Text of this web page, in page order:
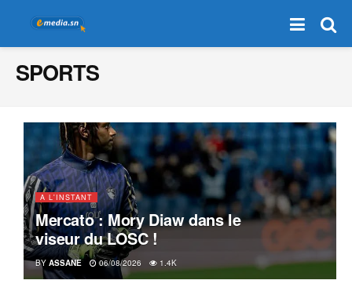
SPORTS
A L'INSTANT
Mercato : Mory Diaw dans le
viseur du LOSC !
BY ASSANE 06/08/2026 1.4K